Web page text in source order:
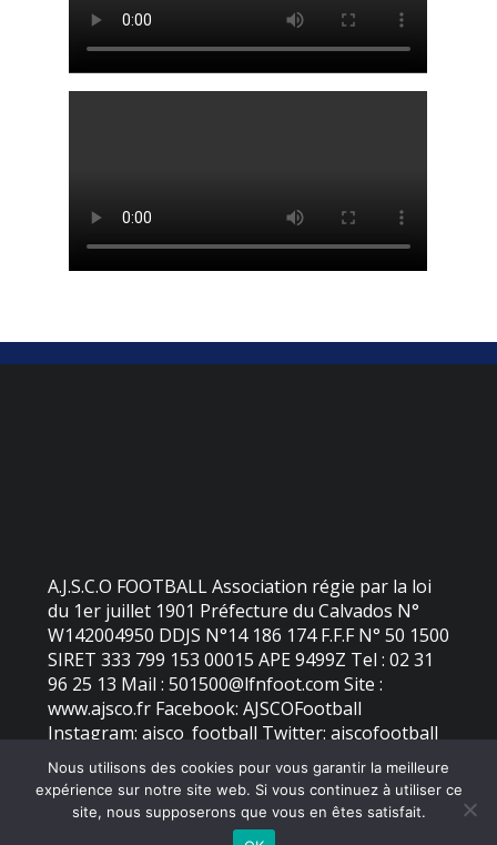
A.J.S.C.O FOOTBALL Association régie par la loi
du 1er juillet 1901 Préfecture du Calvados N°
W142004950 DDJS N°14 186 174 F.F.F N° 50 1500
SIRET 333 799 153 00015 APE 9499Z Tel : 02 31
96 25 13 Mail : 501500@lfnfoot.com Site :
www.ajsco.fr Facebook: AJSCOFootball
Instagram: ajsco_football Twitter: ajscofootball
2026 - AJS Colleville Ouistreham | Site internet réalisé par
Nous utilisons des cookies pour vous garantir la meilleure
expérience sur notre site web. Si vous continuez à utiliser ce
site, nous supposerons que vous en êtes satisfait.